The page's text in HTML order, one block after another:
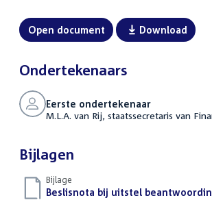
Open document Download
Ondertekenaars
Eerste ondertekenaar
M.L.A. van Rij, staatssecretaris van
Bijlagen
Bijlage
Download
Beslisnota bij uitstel